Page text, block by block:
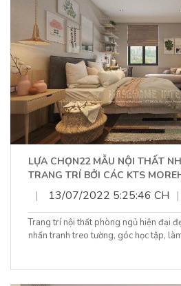
LỰA CHỌN22 MẪU NỘI THẤT
TRANG TRÍ BỞI CÁC KTS
| 13/07/2022 5:25:46 CH |
Trang trí nội thất phòng ngủ hiện đại
nhấn tranh treo tường, góc học tập,